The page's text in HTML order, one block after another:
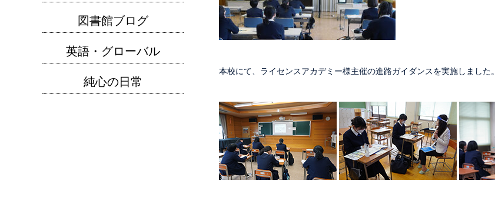
本校にて、ライセンスアカデミー様主催の進路ガイダンスを実施しました。
図書館ブログ
英語・グローバル
純心の日常